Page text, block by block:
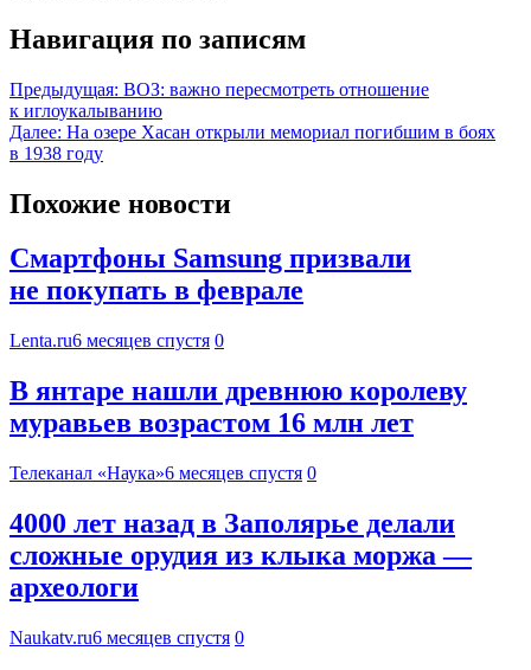
Навигация по записям
Предыдущая: ВОЗ: важно пересмотреть отношение
к иглоукалыванию
Далее: На озере Хасан открыли мемориал погибшим в боях
в 1938 году
Похожие новости
Смартфоны Samsung призвали
не покупать в феврале
Lenta.ru6 месяцев спустя 0
В янтаре нашли древнюю королеву
муравьев возрастом 16 млн лет
Телеканал «Наука»6 месяцев спустя 0
4000 лет назад в Заполярье делали
сложные орудия из клыка моржа —
археологи
Naukatv.ru6 месяцев спустя 0